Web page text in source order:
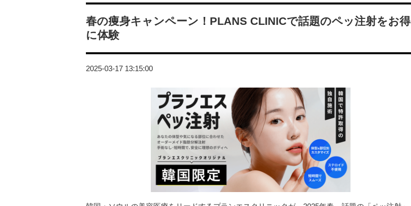
春の痩身キャンペーン！PLANS CLINICで話題のペッ注射をお得
に体験
2025-03-17 13:15:00